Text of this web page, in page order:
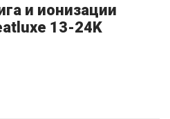
и ионизации
13-24K